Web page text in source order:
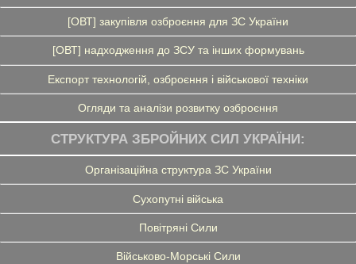
[ОВТ] закупівля озброєння для ЗС України
[ОВТ] надходження до ЗСУ та інших формувань
Експорт технологій, озброєння і військової техніки
Огляди та аналізи розвитку озброєння
СТРУКТУРА ЗБРОЙНИХ СИЛ УКРАЇНИ:
Організаційна структура ЗС України
Сухопутні війська
Повітряні Сили
Військово-Морські Сили